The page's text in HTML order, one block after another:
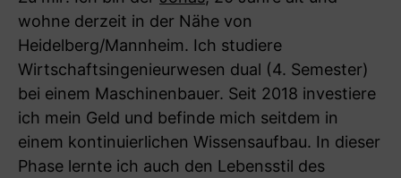
wohne derzeit in der Nähe von
Heidelberg/Mannheim. Ich studiere
Wirtschaftsingenieurwesen dual (4. Semester)
bei einem Maschinenbauer. Seit 2018 investiere
ich mein Geld und befinde mich seitdem in
einem kontinuierlichen Wissensaufbau. In dieser
Phase lernte ich auch den Lebensstil des